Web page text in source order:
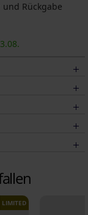
und Rückgabe
LIMITED